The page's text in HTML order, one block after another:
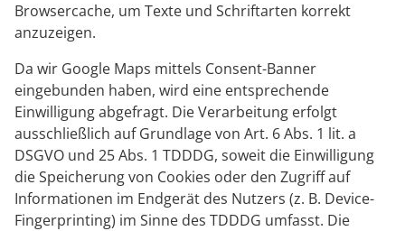
Browsercache, um Texte und Schriftarten korrekt
anzuzeigen.
Da wir Google Maps mittels Consent-Banner
eingebunden haben, wird eine entsprechende
Einwilligung abgefragt. Die Verarbeitung erfolgt
ausschließlich auf Grundlage von Art. 6 Abs. 1 lit. a
DSGVO und 25 Abs. 1 TDDDG, soweit die Einwilligung
die Speicherung von Cookies oder den Zugriff auf
Informationen im Endgerät des Nutzers (z. B. Device-
Fingerprinting) im Sinne des TDDDG umfasst. Die